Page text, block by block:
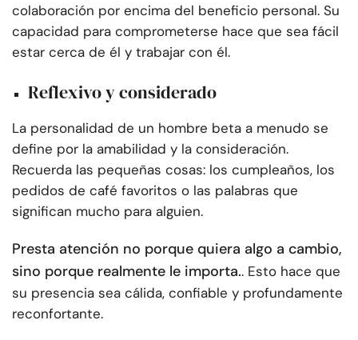
colaboración por encima del beneficio personal. Su
capacidad para comprometerse hace que sea fácil
estar cerca de él y trabajar con él.
Reflexivo y considerado
La personalidad de un hombre beta a menudo se
define por la amabilidad y la consideración.
Recuerda las pequeñas cosas: los cumpleaños, los
pedidos de café favoritos o las palabras que
significan mucho para alguien.
Presta atención no porque quiera algo a cambio,
sino porque realmente le importa.. Esto hace que
su presencia sea cálida, confiable y profundamente
reconfortante.